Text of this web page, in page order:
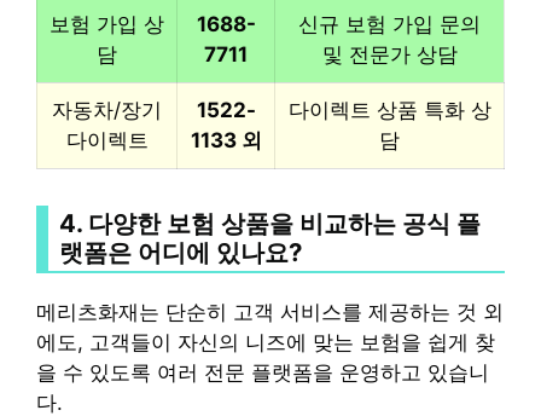
보험 가입 상
담
1688-
7711
신규 보험 가입 문의
및 전문가 상담
자동차/장기
다이렉트
1522-
1133 외
다이렉트 상품 특화 상
담
4. 다양한 보험 상품을 비교하는 공식 플
랫폼은 어디에 있나요?
메리츠화재는 단순히 고객 서비스를 제공하는 것 외
에도, 고객들이 자신의 니즈에 맞는 보험을 쉽게 찾
을 수 있도록 여러 전문 플랫폼을 운영하고 있습니
다.